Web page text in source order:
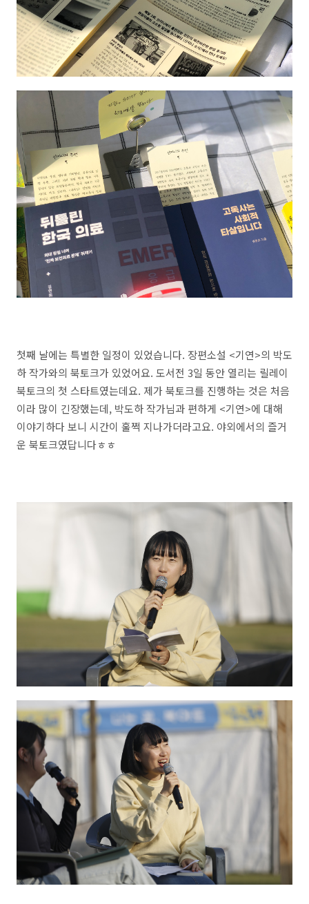
첫째 날에는 특별한 일정이 있었습니다. 장편소설 <기연>의 박도
하 작가와의 북토크가 있었어요. 도서전 3일 동안 열리는 릴레이
북토크의 첫 스타트였는데요. 제가 북토크를 진행하는 것은 처음
이라 많이 긴장했는데, 박도하 작가님과 편하게 <기연>에 대해
이야기하다 보니 시간이 훌쩍 지나가더라고요. 야외에서의 즐거
운 북토크였답니다ㅎㅎ